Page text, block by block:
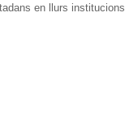
en llurs institucions.